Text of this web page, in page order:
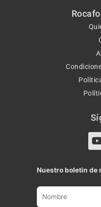
t
Nuestro boletin de